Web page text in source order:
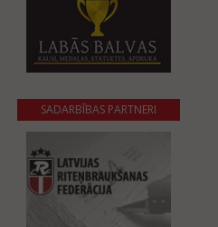
SADARBĪBAS PARTNERI